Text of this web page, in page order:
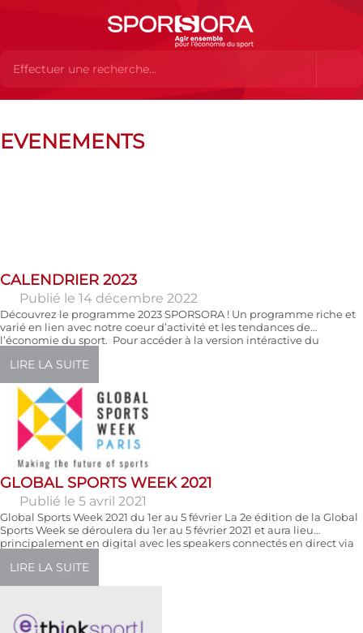
EVENEMENTS
CALENDRIER 2023
Publié le 14 décembre 2022
Découvrez le programme 2023 SPORSORA ! Un programme riche et
varié en lien avec notre coeur d’activité et les tendances de
l’économie du sport. Pour accéder à la version intéractive du
LIRE LA SUITE
GLOBAL SPORTS WEEK 2021
Publié le 5 avril 2021
Global Sports Week 2021 du 1er au 5 février La 2e édition de la Global
Sports Week se déroulera du 1er au 5 février 2021 et aura lieu
principalement en digital avec les speakers connectés en direct via
cinq futures villes hôtes des Jeux Olympiques […]
LIRE LA SUITE